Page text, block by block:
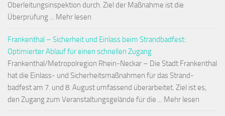
Oberleitungsinspektion durch. Ziel der Maßnahme ist die
Überprüfung ... Mehr lesen
Frankenthal – Sicherheit und Einlass beim Strandbadfest:
Optimierter Ablauf für einen schnellen Zugang
Frankenthal/Metropolregion Rhein-Neckar – Die Stadt Frankenthal
hat die Einlass- und Sicherheitsmaßnahmen für das Strand-
badfest am 7. und 8. August umfassend überarbeitet. Ziel ist es,
den Zugang zum Veranstaltungsgelände für die ... Mehr lesen